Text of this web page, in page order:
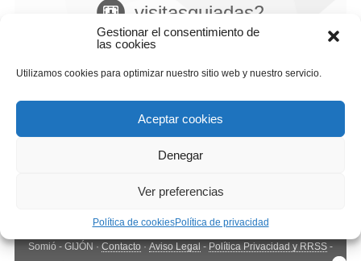
Gestionar el consentimiento de
las cookies
Utilizamos cookies para optimizar nuestro sitio web y nuestro servicio.
Aceptar cookies
Denegar
Ver preferencias
Política de cookiesPolítica de privacidad
visitasguiadas2
El museo Departamento Educativo Attachment
Fundación Museo Evaristo Valle · Camino de Cabueñes, 261 - 33203,
Somió - GIJÓN · Contacto · Aviso Legal - Política Privacidad y RRSS -